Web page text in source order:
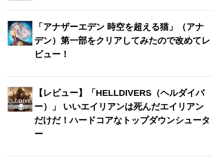
「アナザーエデン 時空を超える猫」（アナ
デン）第一部をクリアしてみたので改めてレ
ビュー！
【レビュー】「HELLDIVERS（ヘルダイバ
ー）」 いいエイリアンは死んだエイリアン
だけだ！ハードコアなトップダウンシュータ
ー